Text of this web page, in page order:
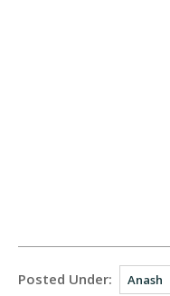
Posted Under: Anash